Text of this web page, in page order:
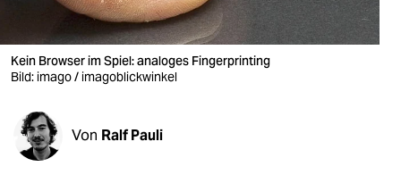
verlag
shop
fragen & hilfe
Kein Browser im Spiel: analoges Fingerprinting
Bild: imago / imagoblickwinkel
Von Ralf Pauli